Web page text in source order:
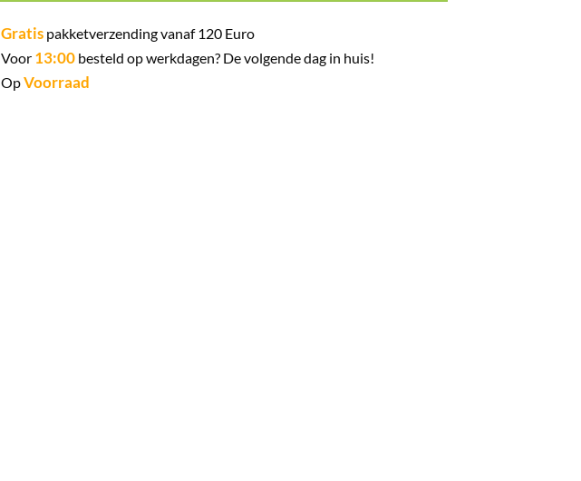
Gratis pakketverzending vanaf 120 Euro
Voor 13:00 besteld op werkdagen? De volgende dag in huis!
OpVoorraad